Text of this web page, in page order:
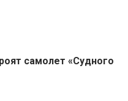
самолет «Судного